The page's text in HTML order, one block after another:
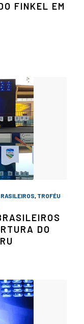
FINKEL EM
, TROFÉU
DO